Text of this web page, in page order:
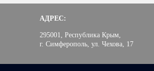
АДРЕС:
295001, Республика Крым,
г. Симферополь, ул. Чехова, 17